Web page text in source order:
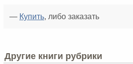
— Купить, либо заказать
Другие книги рубрики